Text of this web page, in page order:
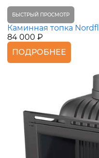
БЫСТРЫЙ ПРОСМОТР
Каминная топка
84 000 ₽
ПОДРОБНЕЕ